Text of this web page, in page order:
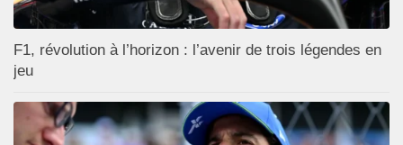
F1, révolution à l’horizon : l’avenir de trois légendes en
jeu